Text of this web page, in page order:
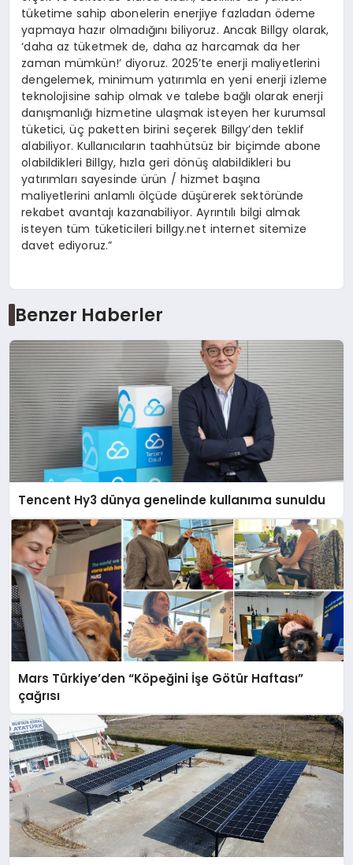
tüketime sahip abonelerin enerjiye fazladan ödeme
yapmaya hazır olmadığını biliyoruz. Ancak Billgy olarak,
‘daha az tüketmek de, daha az harcamak da her
zaman mümkün!’ diyoruz. 2025’te enerji maliyetlerini
dengelemek, minimum yatırımla en yeni enerji izleme
teknolojisine sahip olmak ve talebe bağlı olarak enerji
danışmanlığı hizmetine ulaşmak isteyen her kurumsal
tüketici, üç paketten birini seçerek Billgy’den teklif
alabiliyor. Kullanıcıların taahhütsüz bir biçimde abone
olabildikleri Billgy, hızla geri dönüş alabildikleri bu
yatırımları sayesinde ürün / hizmet başına
maliyetlerini anlamlı ölçüde düşürerek sektöründe
rekabet avantajı kazanabiliyor. Ayrıntılı bilgi almak
isteyen tüm tüketicileri billgy.net internet sitemize
davet ediyoruz.”
Benzer Haberler
Tencent Hy3 dünya genelinde kullanıma sunuldu
Mars Türkiye’den “Köpeğini İşe Götür Haftası”
çağrısı